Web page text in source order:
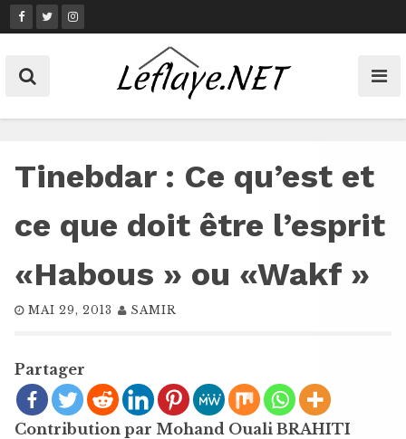
Skip
to
Tinebdar : Ce qu’est et
ce que doit être l’esprit
«Habous » ou «Wakf »
MAI 29, 2013 SAMIR
Partager
Contribution par Mohand Ouali BRAHITI